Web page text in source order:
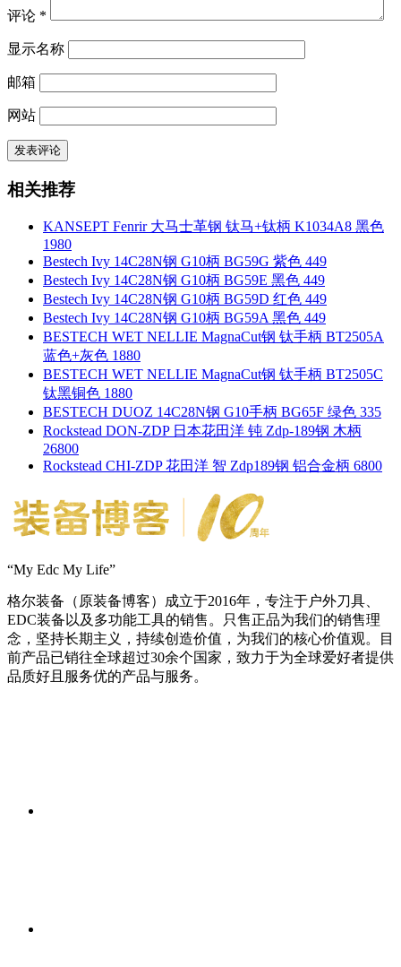
评论 *
显示名称
邮箱
网站
相关推荐
KANSEPT Fenrir 大马士革钢 钛马+钛柄 K1034A8 黑色
1980
Bestech Ivy 14C28N钢 G10柄 BG59G 紫色 449
Bestech Ivy 14C28N钢 G10柄 BG59E 黑色 449
Bestech Ivy 14C28N钢 G10柄 BG59D 红色 449
Bestech Ivy 14C28N钢 G10柄 BG59A 黑色 449
BESTECH WET NELLIE MagnaCut钢 钛手柄 BT2505A
蓝色+灰色 1880
BESTECH WET NELLIE MagnaCut钢 钛手柄 BT2505C
钛黑铜色 1880
BESTECH DUOZ 14C28N钢 G10手柄 BG65F 绿色 335
Rockstead DON-ZDP 日本花田洋 钝 Zdp-189钢 木柄
26800
Rockstead CHI-ZDP 花田洋 智 Zdp189钢 铝合金柄 6800
“My Edc My Life”
格尔装备（原装备博客）成立于2016年，专注于户外刀具、
EDC装备以及多功能工具的销售。只售正品为我们的销售理
念，坚持长期主义，持续创造价值，为我们的核心价值观。目
前产品已销往全球超过30余个国家，致力于为全球爱好者提供
品质好且服务优的产品与服务。